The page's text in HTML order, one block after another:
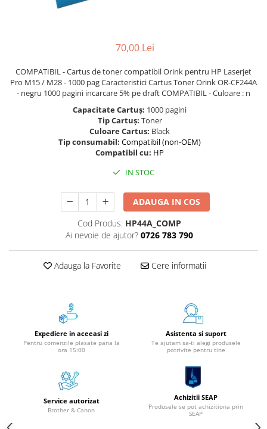
Hârtie / Produse din hârtie
Bloc Notes
Carton Color
Cuburi din Hârtie / Notițe Adezive
Registre / Repertoare
Role Casă de Marcat
Creioane Grafice
Rezerve Pixuri / Cerneală
Corectoare
70,00 Lei
COMPATIBIL - Cartus de toner compatibil Orink pentru HP Laserjet
Pro M15 / M28 - 1000 pag Caracteristici Cartus Toner Orink OR-CF244A
- negru 1000 pagini incarcare 5% pe draft COMPATIBIL - Culoare : n
Capacitate Cartuș: 1000 pagini
Tip Cartuș: Toner
Culoare Cartus: Black
Tip consumabil: Compatibil (non-OEM)
Compatibil cu: HP
IN STOC
ADAUGA IN COS
Cod Produs: HP44A_COMP
Ai nevoie de ajutor? 0726 783 790
Adauga la Favorite Cere informatii
Expediere in aceeasi zi
Pentru comenzile plasate pana la
ora 15:00
Asistenta si suport
Te ajutam sa-ti alegi produsele
potrivite pentru tine
Service autorizat
Brother & Canon
Achizitii SEAP
Produsele se pot achizitiona prin
SEAP